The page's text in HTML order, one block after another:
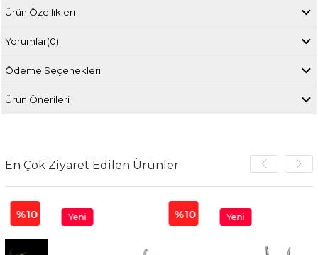
Ürün Özellikleri
Yorumlar(0)
Ödeme Seçenekleri
Ürün Önerileri
En Çok Ziyaret Edilen Ürünler
Yeni